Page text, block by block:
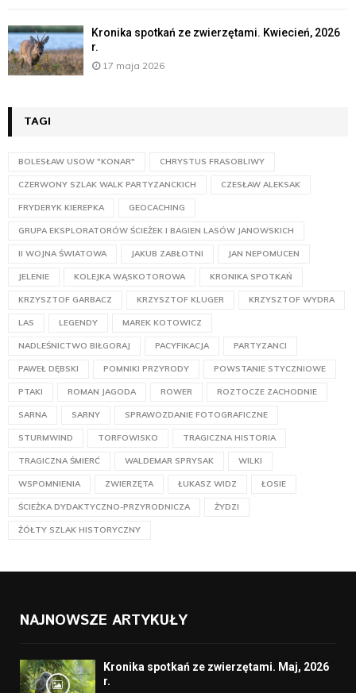
Kronika spotkań ze zwierzętami. Kwiecień, 2026
r.
17 maja 2026
TAGI
BOLESŁAW USOW "KONAR" CHRYSTUS FRASOBLIWY
CZERWONY SZLAK WALK PARTYZANCKICH CZESŁAW ALEKSAK
FRYDERYK KIEREPKA GEOCACHING
GRUPA EKSPLORATORÓW ŚCIEŻEK I BAGIEN LASÓW JANOWSKICH
II WOJNA ŚWIATOWA JAKUB ZABŁOTNI JAN NEPOMUCEN
JELENIE KOLEJKA WĄSKOTOROWA KRONIKA SPOTKAŃ
KRZYSZTOF GARBACZ KRZYSZTOF KLUGER KRZYSZTOF WYDRA
LAS LEGENDY MAREK KOTOWICZ
NADLEŚNICTWO BIŁGORAJ PACYFIKACJA PARTYZANCI
PAWEŁ DĘBSKI POMNIKI PRZYRODY POWSTANIE STYCZNIOWE
PTAKI ROMAN JAGODA ROWER ROZTOCZE ZACHODNIE
SARNA SARNY SPRAWOZDANIE FOTOGRAFICZNE
STURMWIND TORFOWISKO TRAGICZNA HISTORIA
TRAGICZNA ŚMIERĆ WALDEMAR SPRYSAK WILKI
WSPOMNIENIA ZWIERZĘTA ŁUKASZ WIDZ ŁOSIE
ŚCIEŻKA DYDAKTYCZNO-PRZYRODNICZA ŻYDZI
ŻÓŁTY SZLAK HISTORYCZNY
NAJNOWSZE ARTYKUŁY
Kronika spotkań ze zwierzętami. Maj, 2026
r.